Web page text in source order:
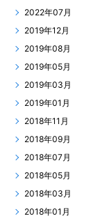
2022年07月
2019年12月
2019年08月
2019年05月
2019年03月
2019年01月
2018年11月
2018年09月
2018年07月
2018年05月
2018年03月
2018年01月